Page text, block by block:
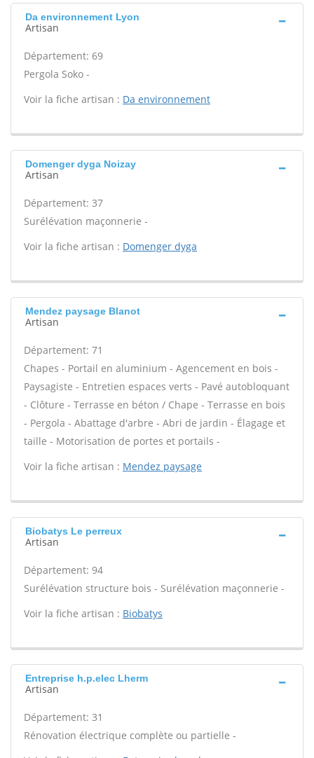
Da environnement Lyon
Artisan
Département: 69
Pergola Soko -
Voir la fiche artisan : Da environnement
Domenger dyga Noizay
Artisan
Département: 37
Surélévation maçonnerie -
Voir la fiche artisan : Domenger dyga
Mendez paysage Blanot
Artisan
Département: 71
Chapes - Portail en aluminium - Agencement en bois -
Paysagiste - Entretien espaces verts - Pavé autobloquant
- Clôture - Terrasse en béton / Chape - Terrasse en bois
- Pergola - Abattage d'arbre - Abri de jardin - Élagage et
taille - Motorisation de portes et portails -
Voir la fiche artisan : Mendez paysage
Biobatys Le perreux
Artisan
Département: 94
Surélévation structure bois - Surélévation maçonnerie -
Voir la fiche artisan : Biobatys
Entreprise h.p.elec Lherm
Artisan
Département: 31
Rénovation électrique complète ou partielle -